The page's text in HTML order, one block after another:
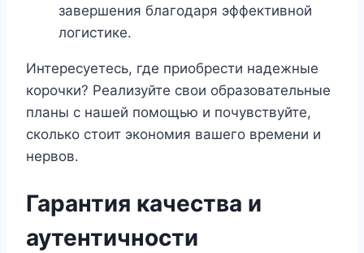
завершения благодаря эффективной
логистике.
Интересуетесь, где приобрести надежные
корочки? Реализуйте свои образовательные
планы с нашей помощью и почувствуйте,
сколько стоит экономия вашего времени и
нервов.
Гарантия качества и
аутентичности